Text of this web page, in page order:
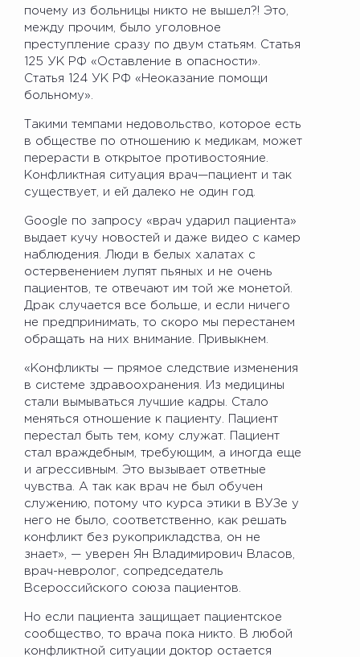
почему из больницы никто не вышел?! Это,
между прочим, было уголовное
преступление сразу по двум статьям. Статья
125 УК РФ «Оставление в опасности».
Статья 124 УК РФ «Неоказание помощи
больному».
Такими темпами недовольство, которое есть
в обществе по отношению к медикам, может
перерасти в открытое противостояние.
Конфликтная ситуация врач—пациент и так
существует, и ей далеко не один год.
Google по запросу «врач ударил пациента»
выдает кучу новостей и даже видео с камер
наблюдения. Люди в белых халатах с
остервенением лупят пьяных и не очень
пациентов, те отвечают им той же монетой.
Драк случается все больше, и если ничего
не предпринимать, то скоро мы перестанем
обращать на них внимание. Привыкнем.
«Конфликты — прямое следствие изменения
в системе здравоохранения. Из медицины
стали вымываться лучшие кадры. Стало
меняться отношение к пациенту. Пациент
перестал быть тем, кому служат. Пациент
стал враждебным, требующим, а иногда еще
и агрессивным. Это вызывает ответные
чувства. А так как врач не был обучен
служению, потому что курса этики в ВУЗе у
него не было, соответственно, как решать
конфликт без рукоприкладства, он не
знает», — уверен Ян Владимирович Власов,
врач-невролог, сопредседатель
Всероссийского союза пациентов.
Но если пациента защищает пациентское
сообщество, то врача пока никто. В любой
конфликтной ситуации доктор остается